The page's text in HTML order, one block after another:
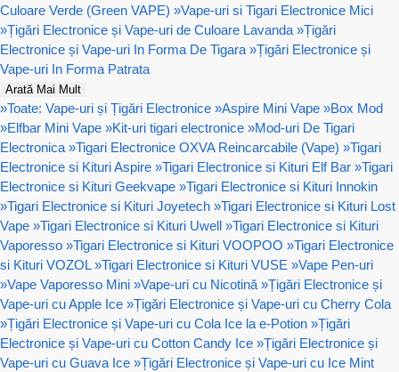
Culoare Verde (Green VAPE) »Vape-uri si Tigari Electronice Mici
»Țigări Electronice și Vape-uri de Culoare Lavanda »Țigări
Electronice și Vape-uri In Forma De Tigara »Țigări Electronice și
Vape-uri In Forma Patrata
Arată Mai Mult
»Toate: Vape-uri și Țigări Electronice »Aspire Mini Vape »Box Mod
»Elfbar Mini Vape »Kit-uri tigari electronice »Mod-uri De Tigari
Electronica »Tigari Electronice OXVA Reincarcabile (Vape) »Tigari
Electronice si Kituri Aspire »Tigari Electronice si Kituri Elf Bar »Tigari
Electronice si Kituri Geekvape »Tigari Electronice si Kituri Innokin
»Tigari Electronice si Kituri Joyetech »Tigari Electronice si Kituri Lost
Vape »Tigari Electronice si Kituri Uwell »Tigari Electronice si Kituri
Vaporesso »Tigari Electronice si Kituri VOOPOO »Tigari Electronice
si Kituri VOZOL »Tigari Electronice si Kituri VUSE »Vape Pen-uri
»Vape Vaporesso Mini »Vape-uri cu Nicotină »Țigări Electronice și
Vape-uri cu Apple Ice »Țigări Electronice și Vape-uri cu Cherry Cola
»Țigări Electronice și Vape-uri cu Cola Ice la e-Potion »Țigări
Electronice și Vape-uri cu Cotton Candy Ice »Țigări Electronice și
Vape-uri cu Guava Ice »Țigări Electronice și Vape-uri cu Ice Mint